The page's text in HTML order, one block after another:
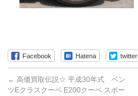
Facebook Hatena twitter
← 高価買取伝説☆ 平成30年式 ベン
ツEクラスクーペ E200クーペ スポー